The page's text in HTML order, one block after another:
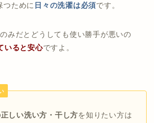
つために 日々の洗濯は必須です。
みだとどうしても使い勝手が悪いの
いると安心ですよ。
しい洗い方・干し方を知りたい方は